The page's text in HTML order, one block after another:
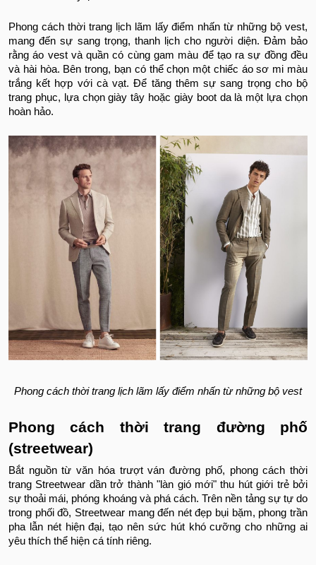
Phong cách thời trang lịch lãm lấy điểm nhấn từ những bộ vest,
mang đến sự sang trọng, thanh lịch cho người diện. Đảm bảo
rằng áo vest và quần có cùng gam màu để tạo ra sự đồng đều
và hài hòa. Bên trong, bạn có thể chọn một chiếc áo sơ mi màu
trắng kết hợp với cà vạt. Để tăng thêm sự sang trọng cho bộ
trang phục, lựa chọn giày tây hoặc giày boot da là một lựa chọn
hoàn hảo.
Phong cách thời trang lịch lãm lấy điểm nhấn từ những bộ vest
Phong cách thời trang đường phố
(streetwear)
Bắt nguồn từ văn hóa trượt ván đường phố, phong cách thời
trang Streetwear dần trở thành "làn gió mới" thu hút giới trẻ bởi
sự thoải mái, phóng khoáng và phá cách. Trên nền tảng sự tự do
trong phối đồ, Streetwear mang đến nét đẹp bụi bặm, phong trần
pha lẫn nét hiện đại, tạo nên sức hút khó cưỡng cho những ai
yêu thích thể hiện cá tính riêng.